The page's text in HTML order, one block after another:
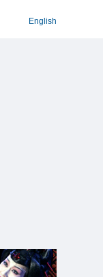
English